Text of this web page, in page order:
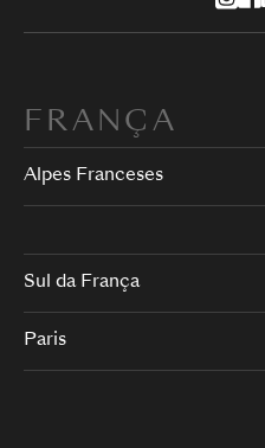
FRANÇA
Alpes Franceses
Sul da França
Paris